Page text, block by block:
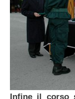
Infine il corso